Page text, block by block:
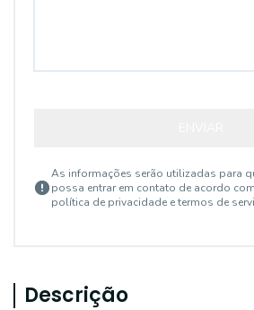
As informações serão utilizadas para
possa entrar em contato de acordo
política de privacidade e termos de
Descrição